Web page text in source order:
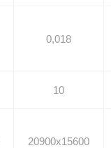
0,018
10
20900x15600